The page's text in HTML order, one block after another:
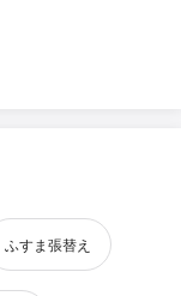
ふすま張替え